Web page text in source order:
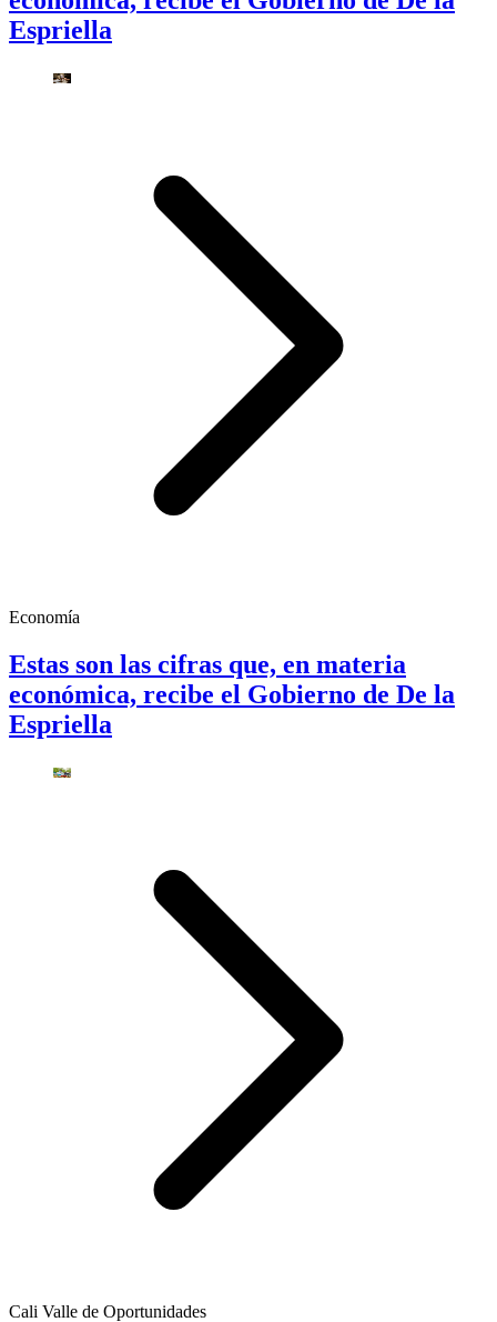
Espriella
Economía
Estas son las cifras que, en materia
económica, recibe el Gobierno de De la
Espriella
Cali Valle de Oportunidades